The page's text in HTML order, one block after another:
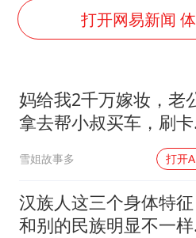
手机真
“皋”在低
加沙约
打开网易新闻
妈给我2千万嫁妆，老
拿去帮小叔买车，刷卡
雪姐故事多 打开
汉族人这三个身体特征
和别的民族明显不一样